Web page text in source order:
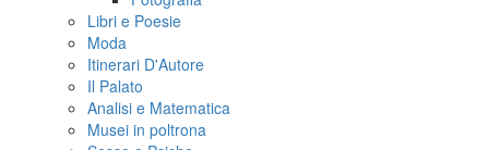
Libri e Poesie
Moda
Itinerari D'Autore
Il Palato
Analisi e Matematica
Musei in poltrona